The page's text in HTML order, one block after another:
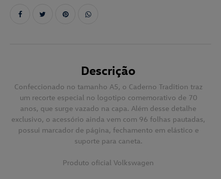
Descrição
Confeccionado no tamanho A5, o Caderno Tradition traz
um recorte especial no logotipo comemorativo de 70
anos, que surge vazado na capa. Além desse detalhe
exclusivo, o acessório ainda vem com 96 folhas pautadas,
possui marcador de página, fechamento em elástico e
suporte para caneta.
Produto oficial Volkswagen